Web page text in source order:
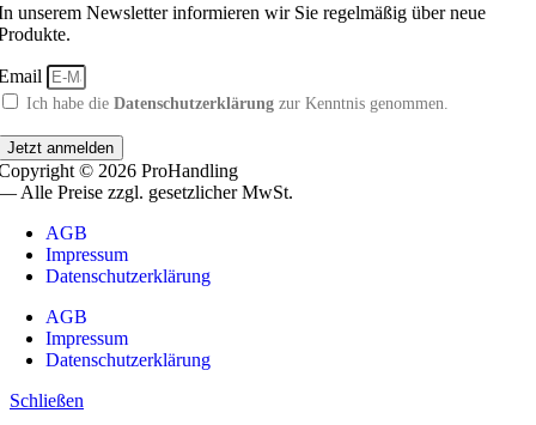
unserem Newsletter informieren wir Sie regelmäßig über neue
Ich habe die Datenschutzerklärung zur Kenntnis genommen.
Jetzt anmelden
© 2026 ProHandling
Alle Preise zzgl. gesetzlicher MwSt.
AGB
Impressum
Datenschutzerklärung
AGB
Impressum
Datenschutzerklärung
Schließen